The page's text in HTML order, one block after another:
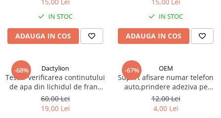
IN STOC
ADAUGA IN COS
IN STOC
ADAUGA IN COS
-68% Dactylion
Tester verificarea continutului
de apa din lichidul de frana
DOT 3, DOT 4 si DOT 5 -
Negru
60,00 Lei
19,00 Lei
-67% OEM
Suport afisare numar telefon
auto,prindere adeziva pe
bord,parbriz - Negru
12,00 Lei
4,00 Lei